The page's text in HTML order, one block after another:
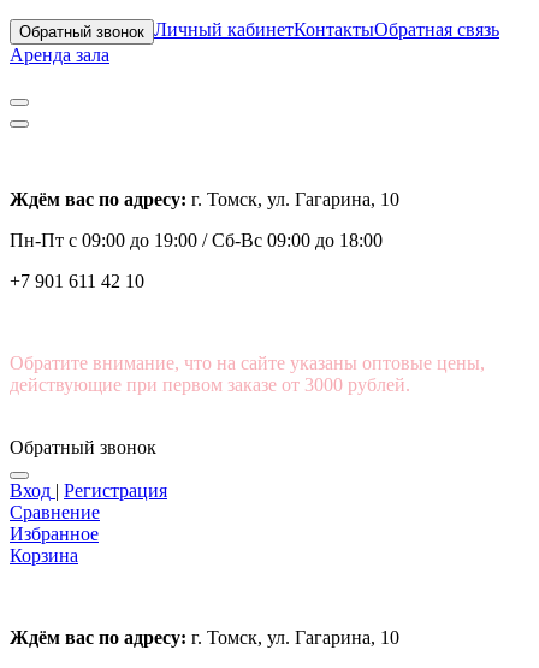
Обратный звонок Личный кабинетКонтактыОбратная связь
Аренда зала
Ждём вас по адресу: г. Томск, ул. Гагарина, 10
Пн-Пт с 09:00 до 19:00 /Сб-Вс 09:00 до 18:00
+7 901 611 42 10
Обратите внимание, что на сайте указаны оптовые цены,
действующие при первом заказе от 3000 рублей.
Обратный звонок
Вход | Регистрация
Сравнение
Избранное
Корзина
Ждём вас по адресу: г. Томск, ул. Гагарина, 10